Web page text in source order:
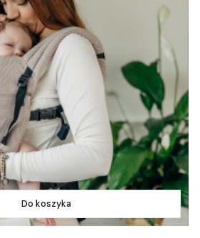
Do koszyka